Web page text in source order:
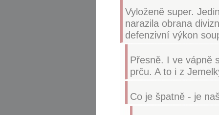
Vyloženě super.
narazila obrana
defenzivní výkon
Přesně. I ve vápně
prču. A to i z
Co je špatně - je